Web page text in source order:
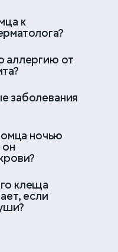
по
мазка
с
- 2
-
с
и
в
1 800 ₽
к
аллергию от
заболевания
ночью
он
клеща
если